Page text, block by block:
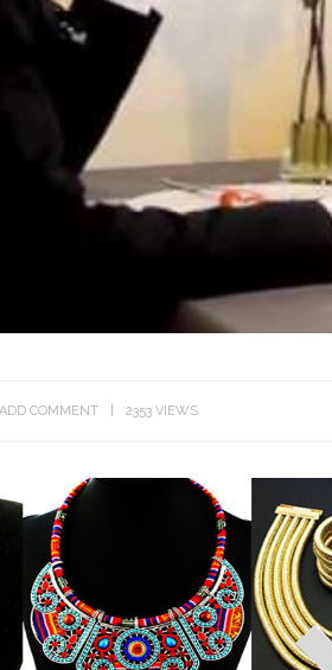
ADD COMMENT 2353 VIEWS